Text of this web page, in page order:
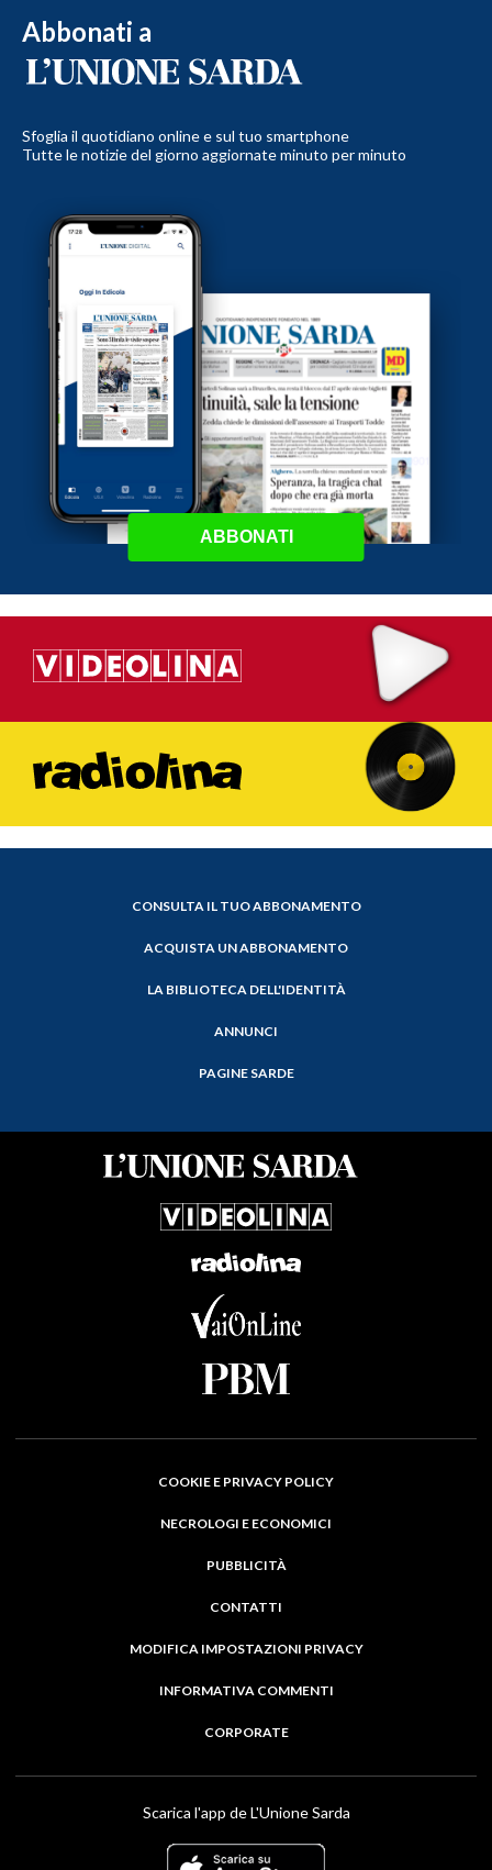
Abbonati a
Sfoglia il quotidiano online e sul tuo smartphone
Tutte le notizie del giorno aggiornate minuto per minuto
ABBONATI
CONSULTA IL TUO ABBONAMENTO
ACQUISTA UN ABBONAMENTO
LA BIBLIOTECA DELL'IDENTITÀ
ANNUNCI
PAGINE SARDE
COOKIE E PRIVACY POLICY
NECROLOGI E ECONOMICI
PUBBLICITÀ
CONTATTI
MODIFICA IMPOSTAZIONI PRIVACY
INFORMATIVA COMMENTI
CORPORATE
Scarica l'app de L'Unione Sarda